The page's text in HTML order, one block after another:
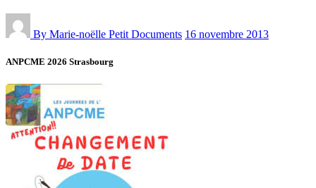
By Marie-noëlle Petit Documents 16 novembre 2013
ANPCME 2026 Strasbourg